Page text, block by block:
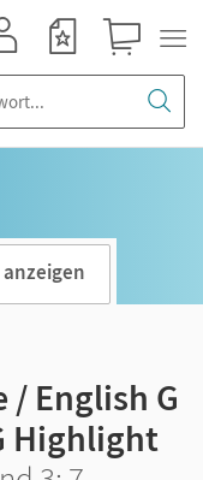
/ English G
Highlight